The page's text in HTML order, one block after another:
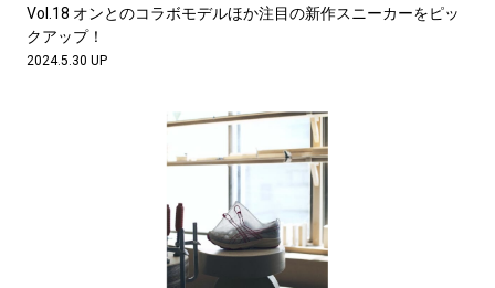
Vol.18 オンとのコラボモデルほか注目の新作スニーカーをピッ
クアップ！
2024.5.30 UP